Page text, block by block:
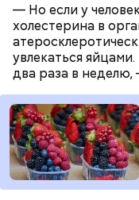
— Но если у
холестерина в
увлекаться
два раза в неделю,